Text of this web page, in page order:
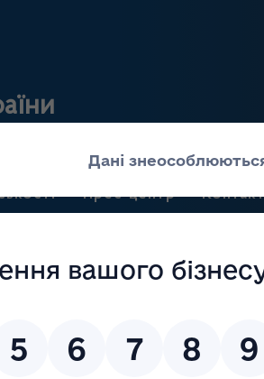
Прес-центр
лікарських
Ринковий
господарської діяльності з